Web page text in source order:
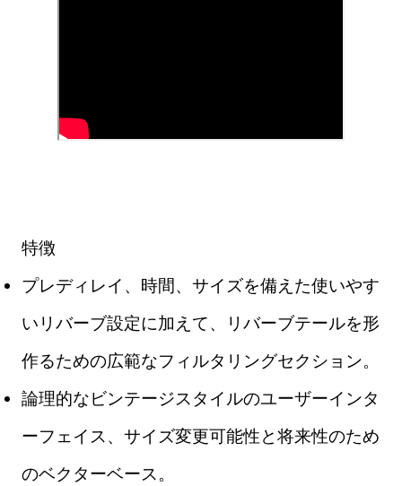
特徴
プレディレイ、時間、サイズを備えた使いやす
いリバーブ設定に加えて、リバーブテールを形
作るための広範なフィルタリングセクション。
論理的なビンテージスタイルのユーザーインタ
ーフェイス、サイズ変更可能性と将来性のため
のベクターベース。